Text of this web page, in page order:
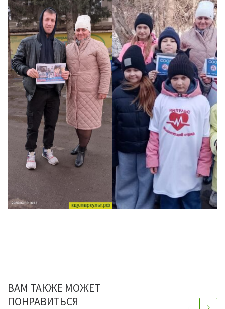
ВАМ ТАКЖЕ МОЖЕТ
ПОНРАВИТЬСЯ